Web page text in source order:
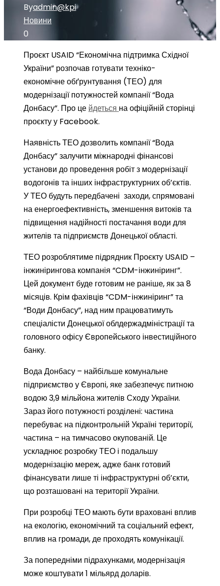
Byadmin@kpi
Новини
0
Проєкт USAID “Економічна підтримка Східної
України” розпочав готувати техніко-
економічне обґрунтування (ТЕО) для
модернізації потужностей компанії “Вода
Донбасу”. Про це йдеться на офіційній сторінці
проєкту у Facebook.
Наявність ТЕО дозволить компанії “Вода
Донбасу” залучити міжнародні фінансові
установи до проведення робіт з модернізації
водогонів та інших інфраструктурних об’єктів.
У ТЕО будуть передбачені заходи, спрямовані
на енергоефективність, зменшення витоків та
підвищення надійності постачання води для
жителів та підприємств Донецької області.
ТЕО розроблятиме підрядник Проєкту USAID –
інжинірингова компанія “CDM-інжиніринг”.
Цей документ буде готовим не раніше, як за 8
місяців. Крім фахівців “CDM-інжиніринг” та
“Води Донбасу”, над ним працюватимуть
спеціалісти Донецької облдержадміністрації та
головного офісу Європейського інвестиційного
банку.
Вода Донбасу – найбільше комунальне
підприємство у Європі, яке забезпечує питною
водою 3,9 мільйона жителів Сходу України.
Зараз його потужності розділені: частина
перебуває на підконтрольній Україні території,
частина – на тимчасово окупованій. Це
ускладнює розробку ТЕО і подальшу
модернізацію мереж, адже банк готовий
фінансувати лише ті інфраструктурні об’єкти,
що розташовані на території України.
При розробці ТЕО мають бути враховані вплив
на екологію, економічний та соціальний ефект,
вплив на громади, де проходять комунікації.
За попередніми підрахунками, модернізація
може коштувати 1 мільярд доларів.